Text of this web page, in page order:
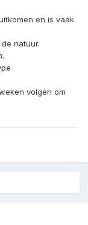
en is vaak
natuur.
volgen om